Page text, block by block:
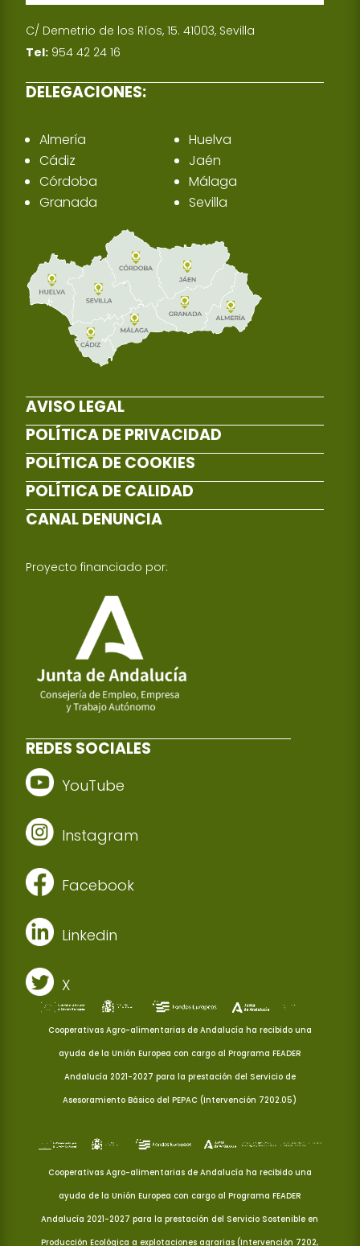
C/ Demetrio de los Ríos, 15. 41003, Sevilla
Tel: 954 42 24 16
DELEGACIONES:
Almería
Cádiz
Córdoba
Granada
Huelva
Jaén
Málaga
Sevilla
AVISO LEGAL
POLÍTICA DE PRIVACIDAD
POLÍTICA DE COOKIES
POLÍTICA DE CALIDAD
CANAL DENUNCIA
Proyecto financiado por:
REDES SOCIALES
YouTube
Instagram
Facebook
Linkedin
X
Cooperativas Agro-alimentarias de Andalucía ha recibido una
ayuda de la Unión Europea con cargo al Programa FEADER
Andalucía 2021-2027 para la prestación del Servicio de
Asesoramiento Básico del PEPAC (Intervención 7202.05)
Cooperativas Agro-alimentarias de Andalucía ha recibido una
ayuda de la Unión Europea con cargo al Programa FEADER
Andalucía 2021-2027 para la prestación del Servicio Sostenible en
Producción Ecológica a explotaciones agrarias (Intervención 7202,